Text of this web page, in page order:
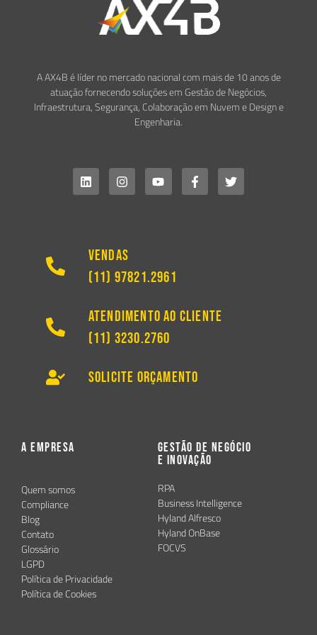
A AX4B é líder no mercado nacional com mais de 10 anos de
atuação fornecendo soluções em Gestão de Negócios,
Infraestrutura, Segurança, Colaboração em Nuvem e Design e
Engenharia.
Vendas
(11) 97821.2961
Atendimento ao Cliente
(11) 3230.2760
Solicite Orçamento
A Empresa
Quem somos
Compliance
Blog
Contato
Glossário
LGPD
Política de Privacidade
Política de Cookies
Gestão de Negócio
e Inovação
RPA
Business Intelligence
Hyland Alfresco
Hyland OnBase
FOCVS